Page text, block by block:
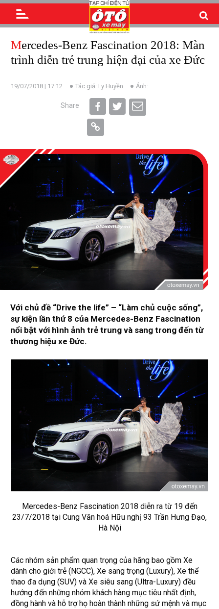
Mercedes-Benz Fascination 2018: Màn
trình diễn trẻ trung hiện đại của xe Đức
19/07/2018 | 17:12 Tác giả: Ly Huyền Ảnh:
Share
Với chủ đề “Drive the life” – “Làm chủ cuộc sống”,
sự kiện lần thứ 8 của Mercedes-Benz Fascination
nổi bật với hình ảnh trẻ trung và sang trong đến từ
thương hiệu xe Đức.
Mercedes-Benz Fascination 2018 diễn ra từ 19 đến
23/7/2018 tại Cung Văn hoá Hữu nghị 93 Trần Hưng Đạo,
Hà Nội
Các nhóm sản phẩm quan trọng của hãng bao gồm Xe
dành cho giới trẻ (NGCC), Xe sang trọng (Luxury), Xe thể
thao đa dụng (SUV) và Xe siêu sang (Ultra-Luxury) đều
hướng đến những nhóm khách hàng mục tiêu nhất định,
đồng hành và hỗ trợ họ hoàn thành những sứ mệnh và mục